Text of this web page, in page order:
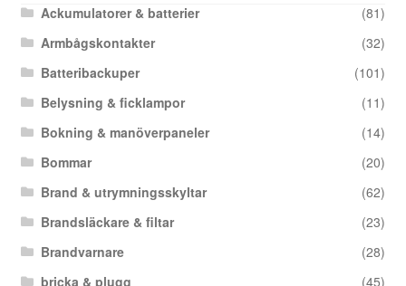
Ackumulatorer & batterier
(81)
Armbågskontakter
(32)
Batteribackuper
(101)
Belysning & ficklampor
(11)
Bokning & manöverpaneler
(14)
Bommar
(20)
Brand & utrymningsskyltar
(62)
Brandsläckare & filtar
(23)
Brandvarnare
(28)
bricka & plugg
(45)